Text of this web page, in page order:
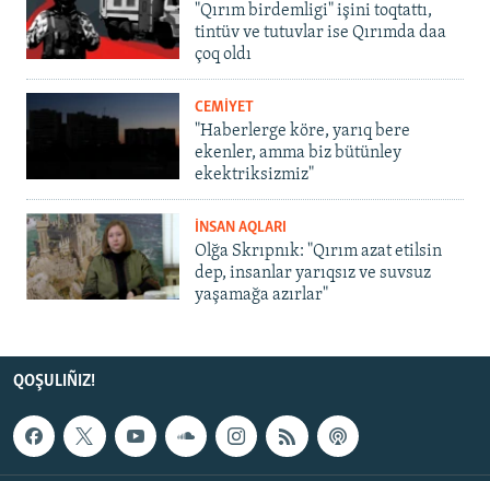
"Qırım birdemligi" işini toqtattı,
tintüv ve tutuvlar ise Qırımda daa
çoq oldı
CEMİYET
"Haberlerge köre, yarıq bere
ekenler, amma biz bütünley
ekektriksizmiz"
İNSAN AQLARI
Olğa Skrıpnık: "Qırım azat etilsin
dep, insanlar yarıqsız ve suvsuz
yaşamağa azırlar"
QOŞULIÑIZ!